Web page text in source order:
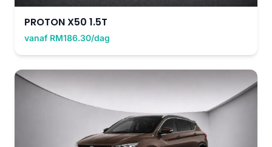
PROTON X50 1.5T
vanaf RM186.30/dag